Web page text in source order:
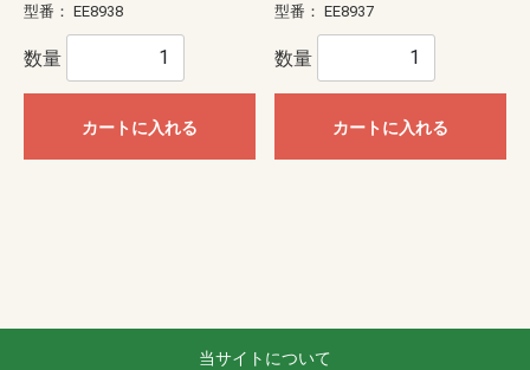
型番： EE8938
数量
カートに入れる
型番： EE8937
数量
カートに入れる
当サイトについて